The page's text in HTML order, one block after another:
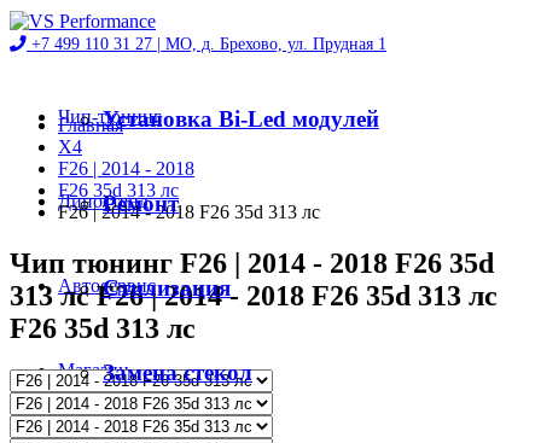
+7 499 110 31 27 | МО, д. Брехово, ул. Прудная 1
Чип-тюнинг
Диностенд
Автосервис
Магазин
Установка Bi-Led модулей
Ремонт
Стилизация
Замена стекол
Главная
X4
F26 | 2014 - 2018
F26 35d 313 лс
F26 | 2014 - 2018 F26 35d 313 лс
Чип тюнинг F26 | 2014 - 2018 F26 35d
313 лс F26 | 2014 - 2018 F26 35d 313 лс
F26 35d 313 лс